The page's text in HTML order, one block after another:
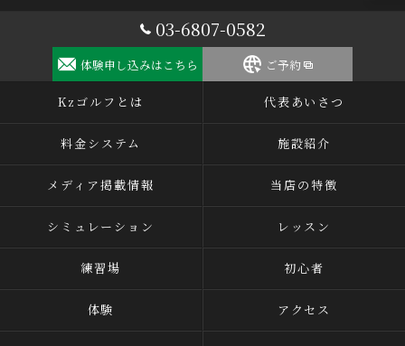
03-6807-0582
体験申し込みはこちら ご予約
Kzゴルフとは 代表あいさつ
料金システム 施設紹介
メディア掲載情報 当店の特徴
シミュレーション レッスン
練習場 初心者
体験 アクセス